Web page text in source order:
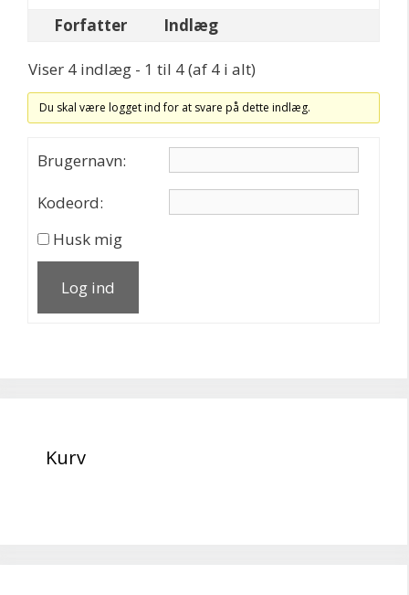
Forfatter
Indlæg
Viser 4 indlæg - 1 til 4 (af 4 i alt)
Du skal være logget ind for at svare på dette indlæg.
Brugernavn:
Kodeord:
Husk mig
Log ind
Kurv